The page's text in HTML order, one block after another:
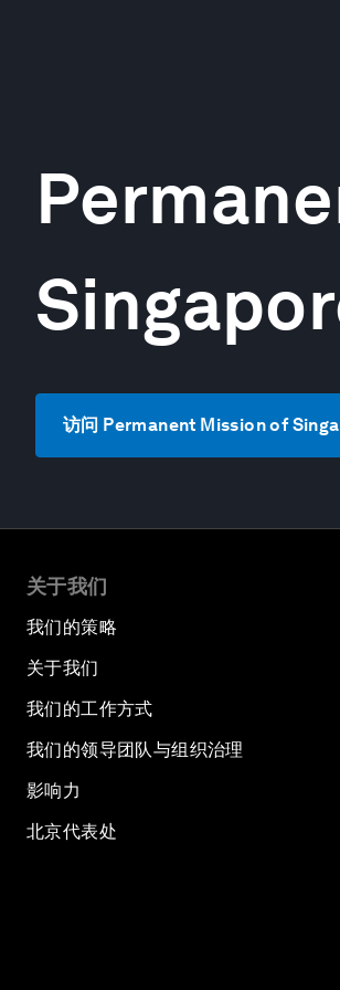
访问 Permanent Mission of
关于我们
我们的策略
关于我们
我们的工作方式
我们的领导团队与组织治理
影响力
北京代表处